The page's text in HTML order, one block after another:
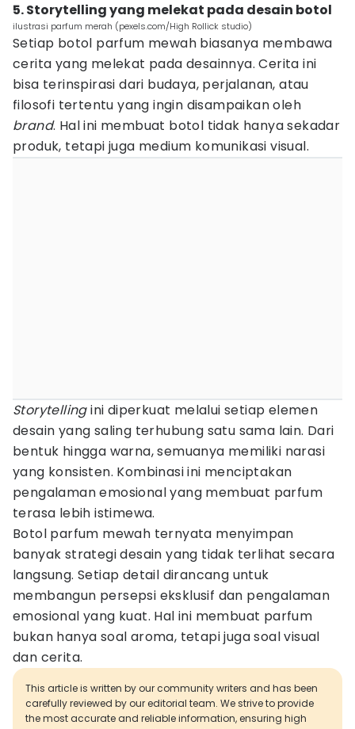
5. Storytelling yang melekat pada desain botol
ilustrasi parfum merah (pexels.com/High Rollick studio)
Setiap botol parfum mewah biasanya membawa
cerita yang melekat pada desainnya. Cerita ini
bisa terinspirasi dari budaya, perjalanan, atau
filosofi tertentu yang ingin disampaikan oleh
brand. Hal ini membuat botol tidak hanya sekadar
produk, tetapi juga medium komunikasi visual.
Storytellingini diperkuat melalui setiap elemen
desain yang saling terhubung satu sama lain. Dari
bentuk hingga warna, semuanya memiliki narasi
yang konsisten. Kombinasi ini menciptakan
pengalaman emosional yang membuat parfum
terasa lebih istimewa.
Botol parfum mewah ternyata menyimpan
banyak strategi desain yang tidak terlihat secara
langsung. Setiap detail dirancang untuk
membangun persepsi eksklusif dan pengalaman
emosional yang kuat. Hal ini membuat parfum
bukan hanya soal aroma, tetapi juga soal visual
dan cerita.
This article is written by our community writers and has been
carefully reviewed by our editorial team. We strive to provide
the most accurate and reliable information, ensuring high